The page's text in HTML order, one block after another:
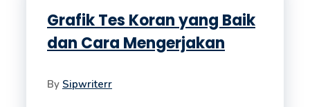
Grafik Tes Koran yang Baik
dan Cara Mengerjakan
By Sipwriterr